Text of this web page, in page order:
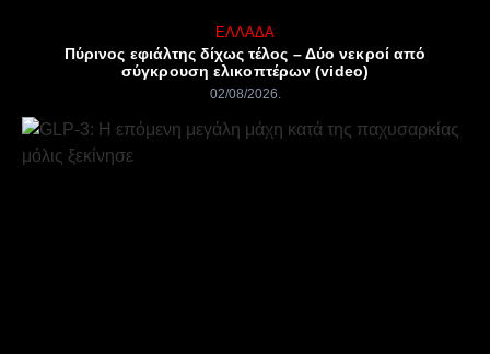
ΕΛΛΆΔΑ
Πύρινος εφιάλτης δίχως τέλος – Δύο νεκροί από
σύγκρουση ελικοπτέρων (video)
02/08/2026